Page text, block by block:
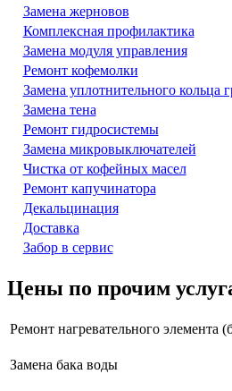
Замена жерновов
Комплексная профилактика
Замена модуля управления
Ремонт кофемолки
Замена уплотнительного кольца
Замена тена
Ремонт гидросистемы
Замена микровыключателей
Чистка от кофейных масел
Ремонт капучинатора
Декальцинация
Доставка
Забор в сервис
Цены по прочим
Ремонт нагревательного элемента
Замена бака воды